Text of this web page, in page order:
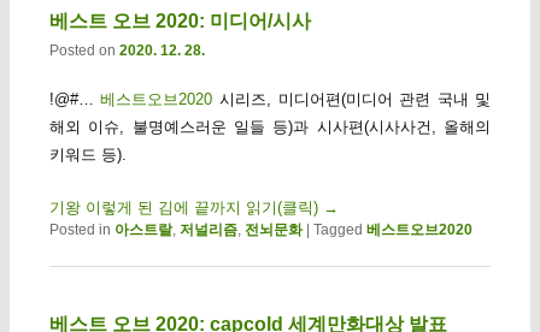
베스트 오브 2020: 미디어/시사
Posted on 2020. 12. 28.
!@#…베스트오브2020 시리즈, 미디어편(미디어 관련 국내 및
해외 이슈, 불명예스러운 일들 등)과 시사편(시사사건, 올해의
키워드 등).
기왕 이렇게 된 김에 끝까지 읽기(클릭) →
Posted in 아스트랄, 저널리즘, 전뇌문화 Tagged 베스트오브2020
베스트 오브 2020: capcold 세계만화대상 발표